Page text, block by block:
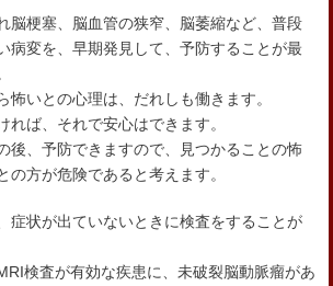
脳梗塞、脳血管の狭窄、脳萎縮など、普段
病変を、早期発見して、予防することが最
怖いとの心理は、だれしも働きます。
れば、それで安心はできます。
後、予防できますので、見つかることの怖
の方が危険であると考えます。
症状が出ていないときに検査をすることが
検査が有効な疾患に、未破裂脳動脈瘤があ